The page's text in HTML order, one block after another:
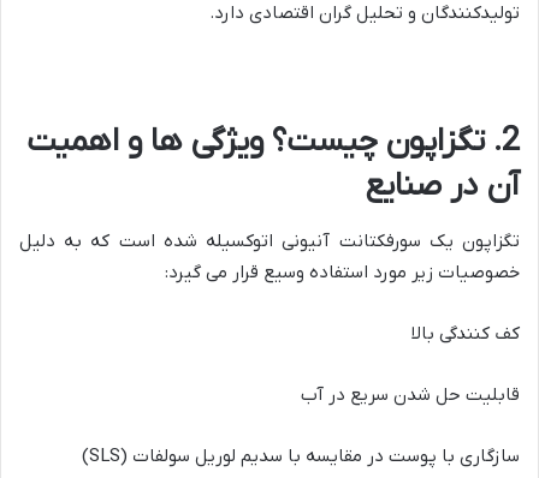
تولیدکنندگان و تحلیل گران اقتصادی دارد.
2. تگزاپون چیست؟ ویژگی ها و اهمیت
آن در صنایع
تگزاپون یک سورفکتانت آنیونی اتوکسیله شده است که به دلیل
خصوصیات زیر مورد استفاده وسیع قرار می گیرد:
کف کنندگی بالا
قابلیت حل شدن سریع در آب
سازگاری با پوست در مقایسه با سدیم لوریل سولفات (SLS)